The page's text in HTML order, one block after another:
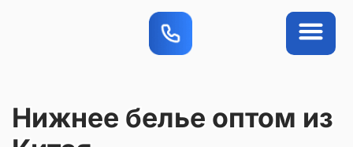
Нижнее белье оптом из